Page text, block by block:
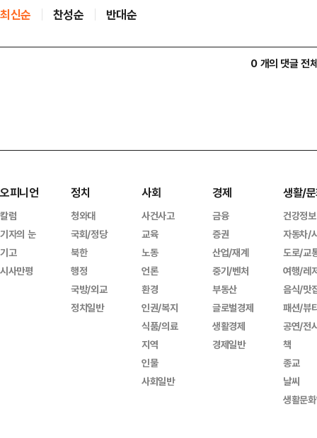
최신순 찬성순 반대순
0 개의 댓글 전
오피니언
칼럼
기자의 눈
기고
시사만평
정치
청와대
국회/정당
북한
행정
국방/외교
정치일반
사회
사건사고
교육
노동
언론
환경
인권/복지
식품/의료
지역
인물
사회일반
경제
금융
증권
산업/재계
중기/벤처
부동산
글로벌경제
생활경제
경제일반
생활/
건강정보
자동차/
도로/교
여행/레
음식/맛
패션/뷰
공연/전
책
종교
날씨
생활문